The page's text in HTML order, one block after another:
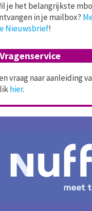
je het belangrijkste
in je mailbox?
Nieuwsbrief!
Vragenservice
vraag naar aanleiding
hier.